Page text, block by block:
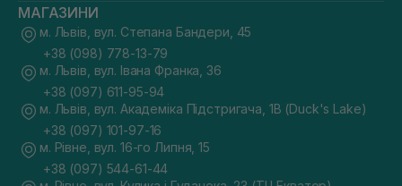
МАГАЗИНИ
м. Львів, вул. Степана Бандери, 45
+38 (098) 778-13-79
м. Львів, вул. Івана Франка, 36
+38 (097) 611-95-94
м. Львів, вул. Академіка Підстригача, 1В (Duck's Lake)
+38 (097) 101-97-16
м. Рівне, вул. 16-го Липня, 15
+38 (097) 544-61-44